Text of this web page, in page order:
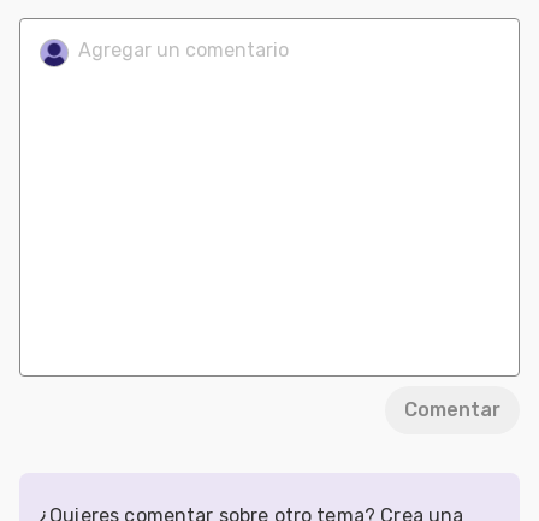
Comentar
¿Quieres comentar sobre otro tema? Crea una